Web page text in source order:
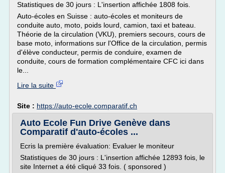
Statistiques de 30 jours : L'insertion affichée 1808 fois.
Auto-écoles en Suisse : auto-écoles et moniteurs de
conduite auto, moto, poids lourd, camion, taxi et bateau.
Théorie de la circulation (VKU), premiers secours, cours de
base moto, informations sur l'Office de la circulation, permis
d'élève conducteur, permis de conduire, examen de
conduite, cours de formation complémentaire CFC ici dans
le...
Lire la suite
Site : https://auto-ecole.comparatif.ch
Auto Ecole Fun Drive Genève dans
Comparatif d'auto-écoles ...
Ecris la première évaluation: Evaluer le moniteur
Statistiques de 30 jours : L'insertion affichée 12893 fois, le
site Internet a été cliqué 33 fois. ( sponsored )